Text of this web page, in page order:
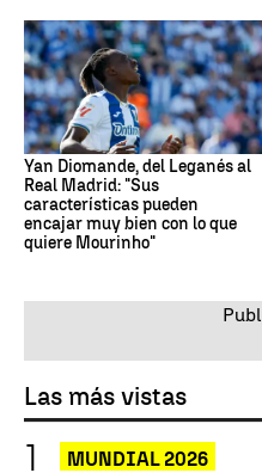
Yan Diomande, del Leganés al
Real Madrid: "Sus
características pueden
encajar muy bien con lo que
quiere Mourinho"
Las más vistas
MUNDIAL 2026